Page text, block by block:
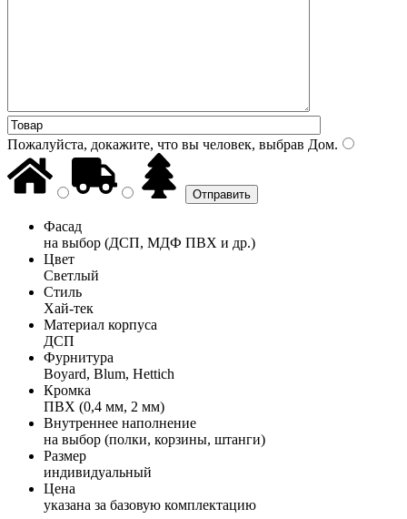
Пожалуйста, докажите, что вы человек, выбрав Дом.
Фасад
на выбор (ДСП, МДФ ПВХ и др.)
Цвет
Светлый
Стиль
Хай-тек
Материал корпуса
ДСП
Фурнитура
Boyard, Blum, Hettich
Кромка
ПВХ (0,4 мм, 2 мм)
Внутреннее наполнение
на выбор (полки, корзины, штанги)
Размер
индивидуальный
Цена
указана за базовую комплектацию